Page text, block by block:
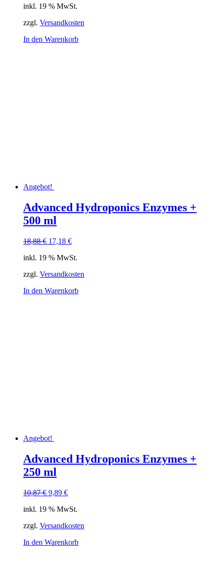
war:
inkl. 19 % MwSt.
zzgl. Versandkosten
In den Warenkorb
Angebot!
Advanced Hydroponics Enzymes +
500 ml
18,88€ Ursprünglicher
war:
17,18 €Aktueller
ist:
inkl. 19 % MwSt.
zzgl. Versandkosten
In den Warenkorb
Angebot!
Advanced Hydroponics Enzymes +
250 ml
10,87€ Ursprünglicher
war:
9,89 €Aktueller
ist:
inkl. 19 % MwSt.
zzgl. Versandkosten
In den Warenkorb